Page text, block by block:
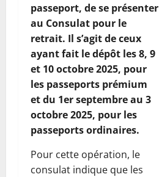
passeport, de se présenter
au Consulat pour le
retrait. Il s’agit de ceux
ayant fait le dépôt les 8, 9
et 10 octobre 2025, pour
les passeports prémium
et du 1er septembre au 3
octobre 2025, pour les
passeports ordinaires.
Pour cette opération, le
consulat indique que les